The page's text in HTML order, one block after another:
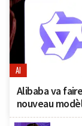
AI
Alibaba va
nouveau